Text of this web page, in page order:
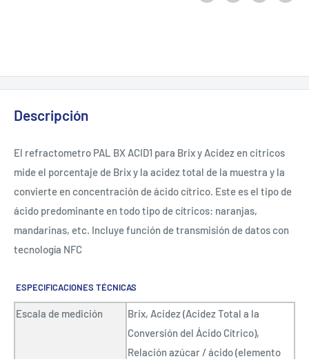
Descripción
El refractometro PAL BX ACID1 para Brix y Acidez en citricos
mide el porcentaje de Brix y la acidez total de la muestra y la
convierte en concentración de ácido cítrico. Este es el tipo de
ácido predominante en todo tipo de cítricos: naranjas,
mandarinas, etc. Incluye función de transmisión de datos con
tecnología NFC
ESPECIFICACIONES TÉCNICAS
Escala de medición
Brix, Acidez (Acidez Total a la
Conversión del Ácido Cítrico),
Relación azúcar / ácido (elemento